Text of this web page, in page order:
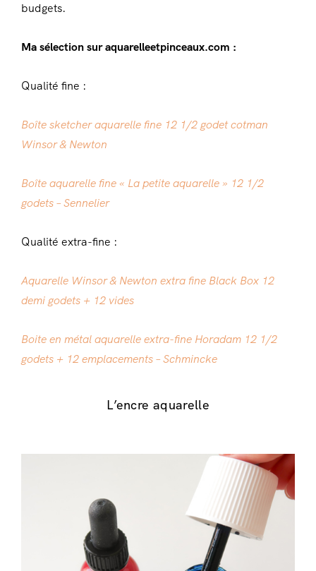
budgets.
Ma sélection sur aquarelleetpinceaux.com :
Qualité fine :
Boîte sketcher aquarelle fine 12 1/2 godet cotman
Winsor & Newton
Boîte aquarelle fine « La petite aquarelle » 12 1/2
godets – Sennelier
Qualité extra-fine :
Aquarelle Winsor & Newton extra fine Black Box 12
demi godets + 12 vides
Boite en métal aquarelle extra-fine Horadam 12 1/2
godets + 12 emplacements – Schmincke
L’encre aquarelle